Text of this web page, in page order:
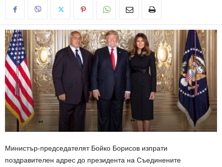
Министър-председателят Бойко Борисов изпрати
поздравителен адрес до президента на Съединените